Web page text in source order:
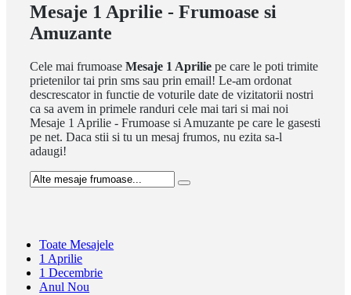
Mesaje 1 Aprilie - Frumoase si
Amuzante
Cele mai frumoase Mesaje 1 Aprilie pe care le poti trimite
prietenilor tai prin sms sau prin email! Le-am ordonat
descrescator in functie de voturile date de vizitatorii nostri
ca sa avem in primele randuri cele mai tari si mai noi
Mesaje 1 Aprilie - Frumoase si Amuzante pe care le gasesti
pe net. Daca stii si tu un mesaj frumos, nu ezita sa-l
adaugi!
Toate Mesajele
1 Aprilie
1 Decembrie
Anul Nou